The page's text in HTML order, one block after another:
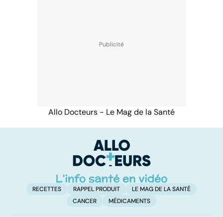
Allo Docteurs - Le Mag de la Santé
RECETTES RAPPEL PRODUIT
LE MAG DE LA SANTÉ
CANCER
MÉDICAMENTS